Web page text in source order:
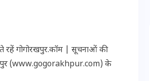
गोगोरखपुर.कॉम | सूचनाओं की
(www.gogorakhpur.com) के